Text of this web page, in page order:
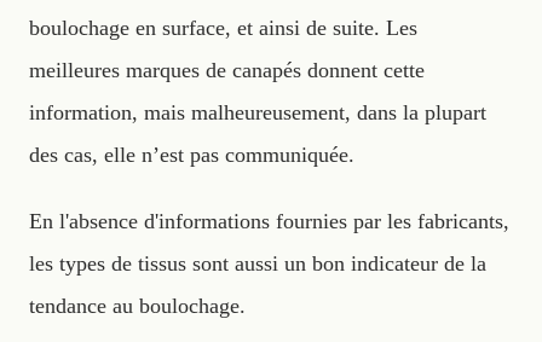
boulochage en surface, et ainsi de suite. Les
meilleures marques de canapés donnent cette
information, mais malheureusement, dans la plupart
des cas, elle n’est pas communiquée.
En l'absence d'informations fournies par les fabricants,
les types de tissus sont aussi un bon indicateur de la
tendance au boulochage.